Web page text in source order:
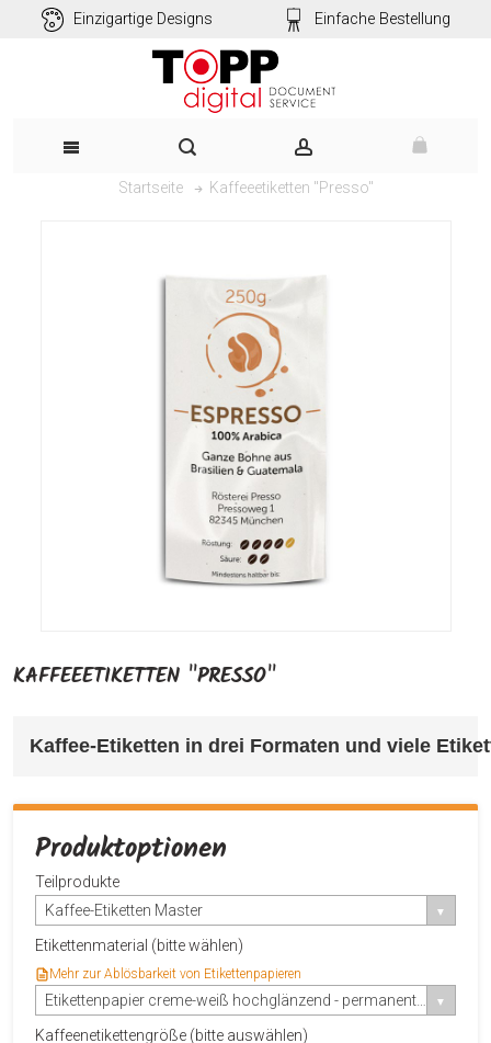
Einzigartige Designs Einfache Bestellung
Startseite Kaffeeetiketten "Presso"
KAFFEEETIKETTEN "PRESSO"
Kaffee-Etiketten in drei Formaten und viele
Produktoptionen
Teilprodukte
Kaffee-Etiketten Master
Etikettenmaterial (bitte wählen)
Mehr zur Ablösbarkeit von Etikettenpapieren
Kaffeenetikettengröße (bitte auswählen)